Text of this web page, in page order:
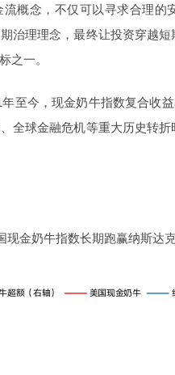
概念，不仅可以寻求合理的
治理理念，最终让投资穿越
之一。
至今，现金奶牛指数复合收
全球金融危机等重大历史转
现金奶牛指数长期跑赢纳斯达